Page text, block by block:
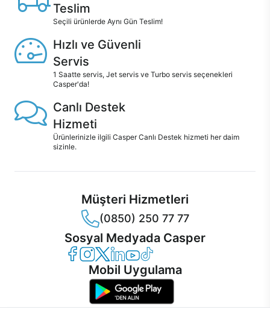
Teslim
Seçili ürünlerde Aynı Gün Teslim!
Hızlı ve Güvenli
Servis
1 Saatte servis, Jet servis ve Turbo servis seçenekleri
Casper'da!
Canlı Destek
Hizmeti
Ürünlerinizle ilgili Casper Canlı Destek hizmeti her daim
sizinle.
Müşteri Hizmetleri
(0850) 250 77 77
Sosyal Medyada Casper
Casper Facebook
Casper Instagram
Casper Twitter
Casper LinkedIn
Casper YouTube
Casper TikTok
Mobil Uygulama